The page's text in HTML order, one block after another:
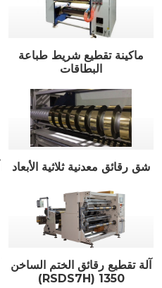
ماكينة تقطيع شريط طباعة
البطاقات
شق رقائق معدنية ثلاثية الأبعاد
آلة تقطيع رقائق الختم الساخن
(RSDS7H) 1350